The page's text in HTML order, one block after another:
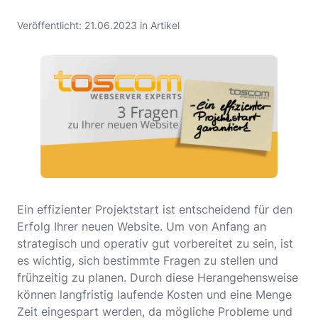
Veröffentlicht: 21.06.2023 in Artikel
Ein effizienter Projektstart ist entscheidend für den
Erfolg Ihrer neuen Website. Um von Anfang an
strategisch und operativ gut vorbereitet zu sein, ist
es wichtig, sich bestimmte Fragen zu stellen und
frühzeitig zu planen. Durch diese Herangehensweise
können langfristig laufende Kosten und eine Menge
Zeit eingespart werden, da mögliche Probleme und